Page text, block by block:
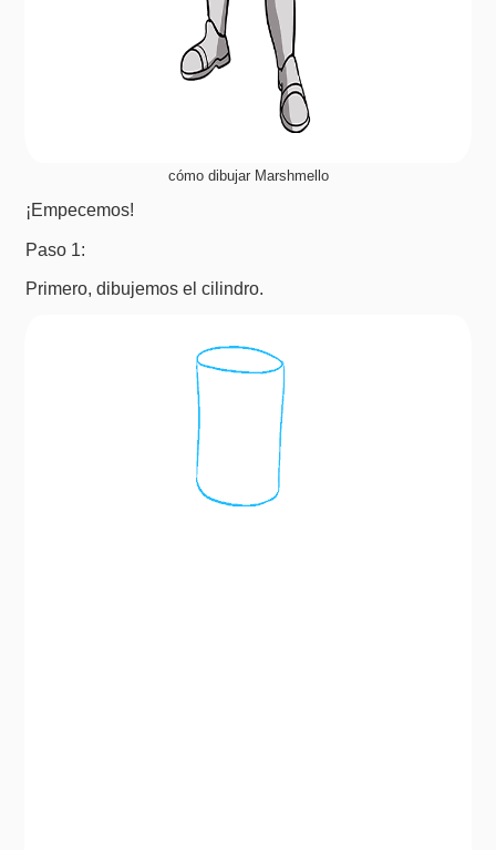
cómo dibujar Marshmello
¡Empecemos!
Paso 1:
Primero, dibujemos el cilindro.